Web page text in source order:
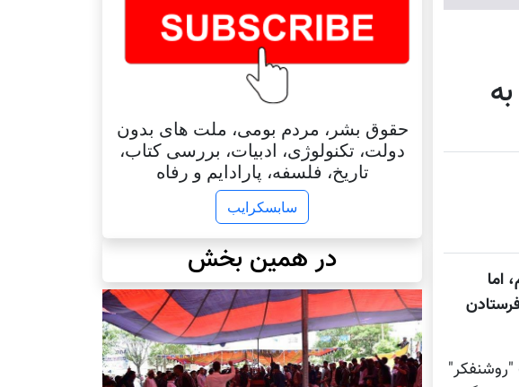
اما
حقوق بشر، مردم بومی، ملت های بدون
دولت، تکنولوژی، ادبیات، بررسی کتاب،
تاریخ، فلسفه، پارادایم و رفاه
سابسکرایب
در همین بخش